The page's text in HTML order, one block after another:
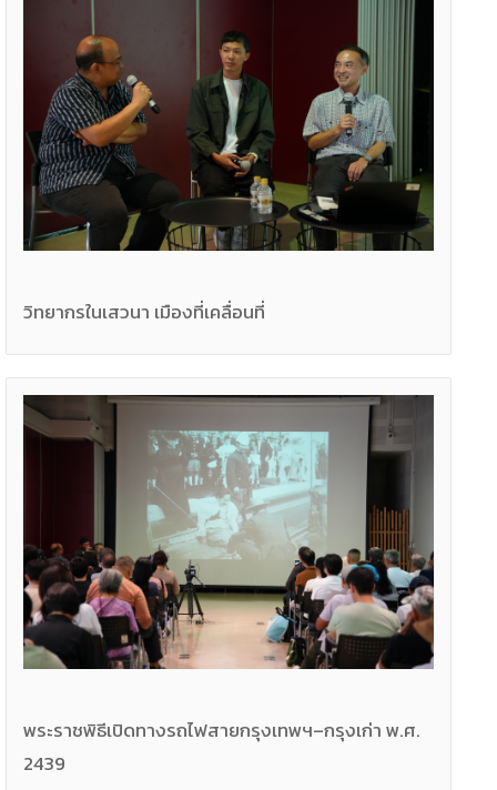
วิทยากรในเสวนา เมืองที่เคลื่อนที่
พระราชพิธีเปิดทางรถไฟสายกรุงเทพฯ–กรุงเก่า พ.ศ.
2439